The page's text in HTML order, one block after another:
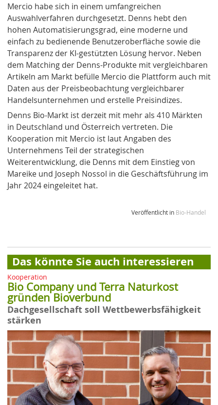
Mercio habe sich in einem umfangreichen
Auswahlverfahren durchgesetzt. Denns hebt den
hohen Automatisierungsgrad, eine moderne und
einfach zu bedienende Benutzeroberfläche sowie die
Transparenz der KI-gestützten Lösung hervor. Neben
dem Matching der Denns-Produkte mit vergleichbaren
Artikeln am Markt befülle Mercio die Plattform auch mit
Daten aus der Preisbeobachtung vergleichbarer
Handelsunternehmen und erstelle Preisindizes.
Denns Bio-Markt ist derzeit mit mehr als 410 Märkten
in Deutschland und Österreich vertreten. Die
Kooperation mit Mercio ist laut Angaben des
Unternehmens Teil der strategischen
Weiterentwicklung, die Denns mit dem Einstieg von
Mareike und Joseph Nossol in die Geschäftsführung im
Jahr 2024 eingeleitet hat.
Veröffentlicht in Bio-Handel
Das könnte Sie auch interessieren
Kooperation
Bio Company und Terra Naturkost
gründen Bioverbund
Dachgesellschaft soll Wettbewerbsfähigkeit
stärken